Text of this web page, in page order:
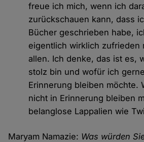
freue ich mich, wenn ich
zurückschauen kann, dass
Bücher geschrieben habe,
eigentlich wirklich zufrieden
allen. Ich denke, das ist es,
stolz bin und wofür ich
Erinnerung bleiben möchte.
nicht in Erinnerung bleiben
belanglose Lappalien wie
Maryam Namazie: Was würden